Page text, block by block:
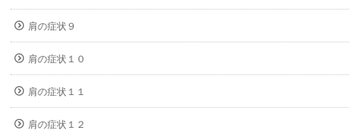
肩の症状９
肩の症状１０
肩の症状１１
肩の症状１２